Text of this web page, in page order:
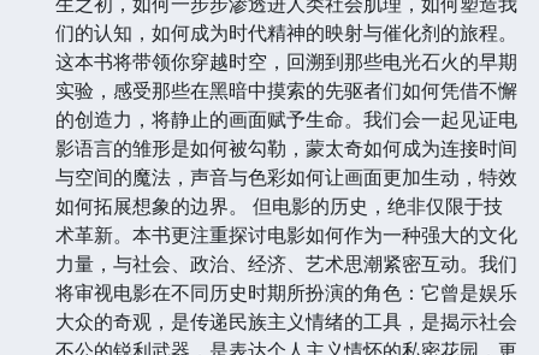
们的认知，如何成为时代精神的映射与催化剂的旅程。
这本书将带领你穿越时空，回溯到那些电光石火的早期
实验，感受那些在黑暗中摸索的先驱者们如何凭借不懈
的创造力，将静止的画面赋予生命。我们会一起见证电
影语言的雏形是如何被勾勒，蒙太奇如何成为连接时间
与空间的魔法，声音与色彩如何让画面更加生动，特效
如何拓展想象的边界。 但电影的历史，绝非仅限于技
术革新。本书更注重探讨电影如何作为一种强大的文化
力量，与社会、政治、经济、艺术思潮紧密互动。我们
将审视电影在不同历史时期所扮演的角色：它曾是娱乐
大众的奇观，是传递民族主义情绪的工具，是揭示社会